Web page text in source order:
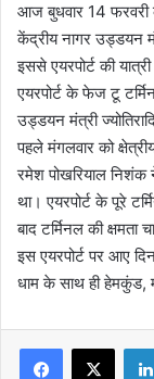
आज बुधवार 14 फरवरी
केंद्रीय नागर उड्डयन
इससे एयरपोर्ट की
एयरपोर्ट के फेज टू
उड्डयन मंत्री
पहले मंगलवार को
रमेश पोखरियाल निशंक
था। एयरपोर्ट के पूरे
बाद टर्मिनल की
इस एयरपोर्ट पर आए
धाम के साथ ही हेमकुंड,